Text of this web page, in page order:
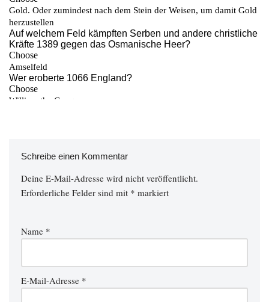
Schreibe einen Kommentar
Deine E-Mail-Adresse wird nicht veröffentlicht.
Erforderliche Felder sind mit * markiert
Name *
E-Mail-Adresse *